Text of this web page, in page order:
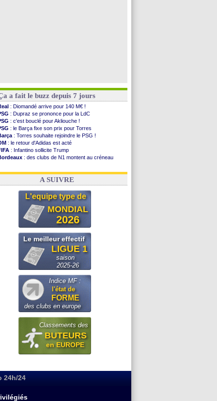
a fait le buzz depuis 7 jours
: Diomandé arrive pour 140 M€ !
: Dupraz se prononce pour la LdC
: c'est bouclé pour Akliouche !
: le Barça fixe son prix pour Torres
: Torres souhaite rejoindre le PSG !
: le retour d'Adidas est acté
: Infantino sollicite Trump
: des clubs de N1 montent au créneau
: le démenti de Leipzig pour Diomandé
A SUIVRE
L'equipe type de
MONDIAL
2026
Le meilleur effectif
LIGUE 1
saison
2025-26
Indice MF :
l'état de
FORME
des clubs en europe
Classements des
BUTEURS
en EUROPE
24h/24